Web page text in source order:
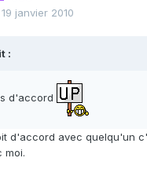
19 janvier 2010
:
d'accord
d'accord avec quelqu'un
moi.